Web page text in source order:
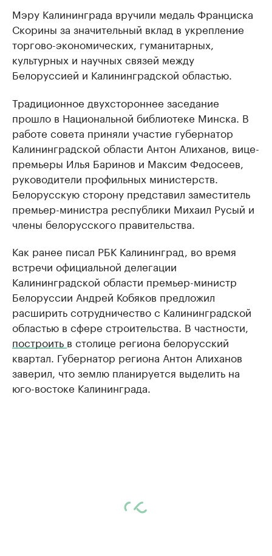
Мэру Калининграда вручили медаль Франциска
Скорины за значительный вклад в укрепление
торгово-экономических, гуманитарных,
культурных и научных связей между
Белоруссией и Калининградской областью.
Традиционное двухстороннее заседание
прошло в Национальной библиотеке Минска. В
работе совета приняли участие губернатор
Калининградской области Антон Алиханов, вице-
премьеры Илья Баринов и Максим Федосеев,
руководители профильных министерств.
Белорусскую сторону представил заместитель
премьер-министра республики Михаил Русый и
члены белорусского правительства.
Как ранее писал РБК Калининград, во время
встречи официальной делегации
Калининградской области премьер-министр
Белоруссии Андрей Кобяков предложил
расширить сотрудничество с Калининградской
областью в сфере строительства. В частности,
построить в столице региона белорусский
квартал. Губернатор региона Антон Алиханов
заверил, что землю планируется выделить на
юго-востоке Калининграда.